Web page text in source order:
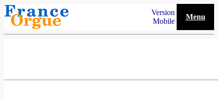
Version
Mobile
Menu